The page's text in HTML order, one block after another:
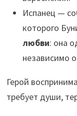
Испанец —
которого
любви: она
независимо
Герой
требует души,